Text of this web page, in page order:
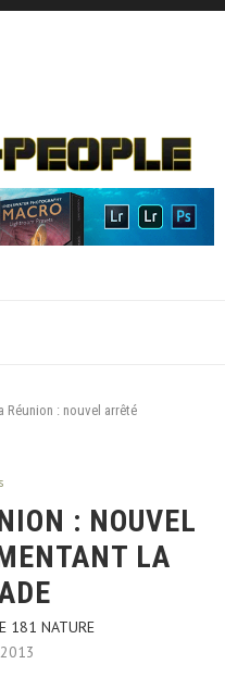
Réunion : nouvel arrêté
: NOUVEL
LA
181 NATURE